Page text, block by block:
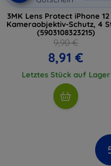
3MK Lens Protect iPhone
Kameraobjektiv-Schutz, 4
(5903108323215)
9,90 €
8,91 €
Letztes Stück auf Lager